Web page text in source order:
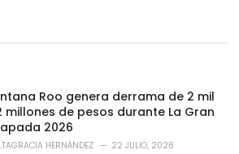
Roo genera derrama de 2 mil
millones de pesos durante La Gran
2026
HERNÁNDEZ 22 JULIO, 2026